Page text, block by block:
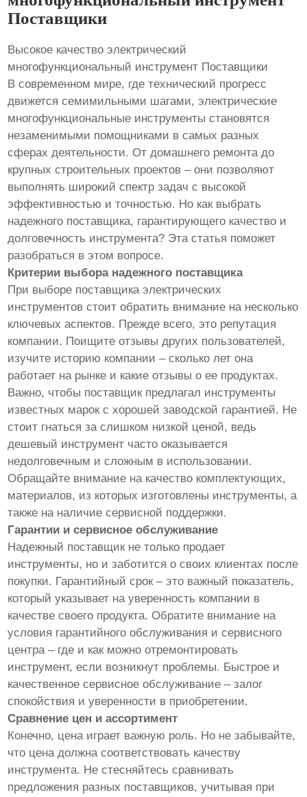
Поставщики
Высокое качество электрический
многофункциональный инструмент Поставщики
В современном мире, где технический прогресс
движется семимильными шагами, электрические
многофункциональные инструменты становятся
незаменимыми помощниками в самых разных
сферах деятельности. От домашнего ремонта до
крупных строительных проектов – они позволяют
выполнять широкий спектр задач с высокой
эффективностью и точностью. Но как выбрать
надежного поставщика, гарантирующего качество и
долговечность инструмента? Эта статья поможет
разобраться в этом вопросе.
Критерии выбора надежного поставщика
При выборе поставщика электрических
инструментов стоит обратить внимание на несколько
ключевых аспектов. Прежде всего, это репутация
компании. Поищите отзывы других пользователей,
изучите историю компании – сколько лет она
работает на рынке и какие отзывы о ее продуктах.
Важно, чтобы поставщик предлагал инструменты
известных марок с хорошей заводской гарантией. Не
стоит гнаться за слишком низкой ценой, ведь
дешевый инструмент часто оказывается
недолговечным и сложным в использовании.
Обращайте внимание на качество комплектующих,
материалов, из которых изготовлены инструменты, а
также на наличие сервисной поддержки.
Гарантии и сервисное обслуживание
Надежный поставщик не только продает
инструменты, но и заботится о своих клиентах после
покупки. Гарантийный срок – это важный показатель,
который указывает на уверенность компании в
качестве своего продукта. Обратите внимание на
условия гарантийного обслуживания и сервисного
центра – где и как можно отремонтировать
инструмент, если возникнут проблемы. Быстрое и
качественное сервисное обслуживание – залог
спокойствия и уверенности в приобретении.
Сравнение цен и ассортимент
Конечно, цена играет важную роль. Но не забывайте,
что цена должна соответствовать качеству
инструмента. Не стесняйтесь сравнивать
предложения разных поставщиков, учитывая при